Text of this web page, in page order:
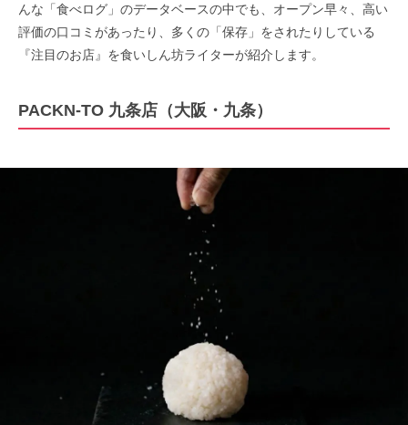
んな「食べログ」のデータベースの中でも、オープン早々、高い
評価の口コミがあったり、多くの「保存」をされたりしている
『注目のお店』を食いしん坊ライターが紹介します。
PACKN-TO 九条店（大阪・九条）